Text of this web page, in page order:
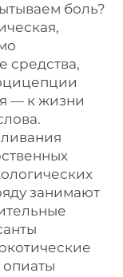
боль?
средства,
— к жизни
занимают